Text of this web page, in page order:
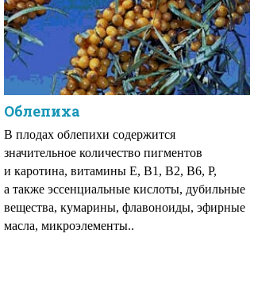
Облепиха
В плодах облепихи содержится
значительное количество пигментов
и каротина, витамины Е, В1, В2, В6, Р,
а также эссенциальные кислоты, дубильные
вещества, кумарины, флавоноиды, эфирные
масла, микроэлементы..